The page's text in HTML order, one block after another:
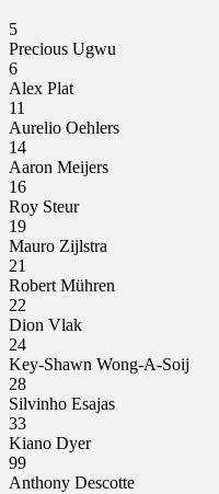
5
Precious Ugwu
6
Alex Plat
11
Aurelio Oehlers
14
Aaron Meijers
16
Roy Steur
19
Mauro Zijlstra
21
Robert Mühren
22
Dion Vlak
24
Key-Shawn Wong-A-Soij
28
Silvinho Esajas
33
Kiano Dyer
99
Anthony Descotte